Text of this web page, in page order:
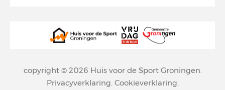
copyright © 2026 Huis voor de Sport Groningen.
Privacyverklaring. Cookieverklaring.